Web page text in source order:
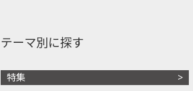
テーマ別に探す
特集